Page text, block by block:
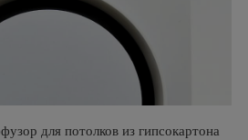
для потолков из гипсокартона